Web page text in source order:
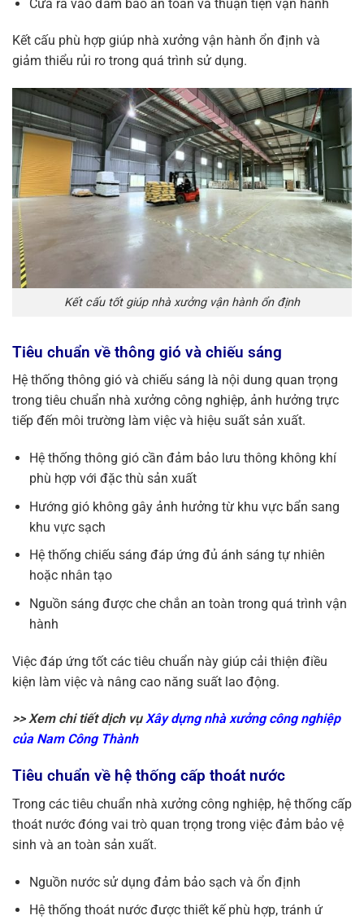
Cửa ra vào đảm bảo an toàn và thuận tiện vận hành
Kết cấu phù hợp giúp nhà xưởng vận hành ổn định và
giảm thiểu rủi ro trong quá trình sử dụng.
Kết cấu tốt giúp nhà xưởng vận hành ổn định
Tiêu chuẩn về thông gió và chiếu sáng
Hệ thống thông gió và chiếu sáng là nội dung quan trọng
trong tiêu chuẩn nhà xưởng công nghiệp, ảnh hưởng trực
tiếp đến môi trường làm việc và hiệu suất sản xuất.
Hệ thống thông gió cần đảm bảo lưu thông không khí
phù hợp với đặc thù sản xuất
Hướng gió không gây ảnh hưởng từ khu vực bẩn sang
khu vực sạch
Hệ thống chiếu sáng đáp ứng đủ ánh sáng tự nhiên
hoặc nhân tạo
Nguồn sáng được che chắn an toàn trong quá trình vận
hành
Việc đáp ứng tốt các tiêu chuẩn này giúp cải thiện điều
kiện làm việc và nâng cao năng suất lao động.
>> Xem chi tiết dịch vụXây dựng nhà xưởng công nghiệp
của Nam Công Thành
Tiêu chuẩn về hệ thống cấp thoát nước
Trong các tiêu chuẩn nhà xưởng công nghiệp, hệ thống cấp
thoát nước đóng vai trò quan trọng trong việc đảm bảo vệ
sinh và an toàn sản xuất.
Nguồn nước sử dụng đảm bảo sạch và ổn định
Hệ thống thoát nước được thiết kế phù hợp, tránh ứ